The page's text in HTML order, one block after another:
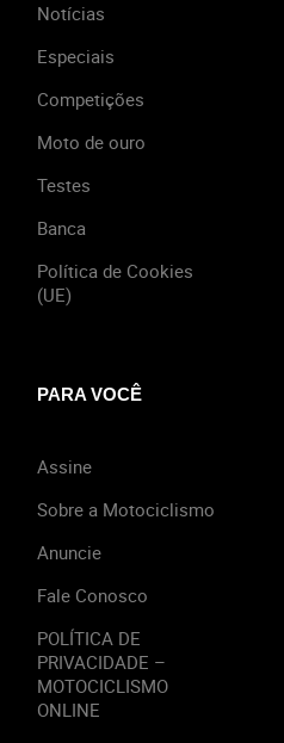
Notícias
Especiais
Competições
Moto de ouro
Testes
Banca
Política de Cookies
(UE)
PARA VOCÊ
Assine
Sobre a Motociclismo
Anuncie
Fale Conosco
POLÍTICA DE
PRIVACIDADE –
MOTOCICLISMO
ONLINE